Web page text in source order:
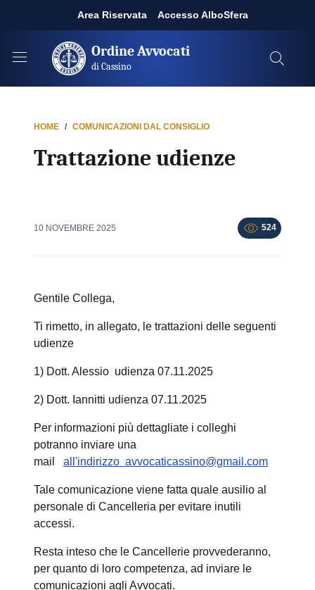
Area Riservata Accesso AlboSfera
Ordine Avvocati
di Cassino
HOME COMUNICAZIONI DAL CONSIGLIO
Trattazione udienze
10 NOVEMBRE 2025 524
Gentile Collega,
Ti rimetto, in allegato, le trattazioni delle seguenti
udienze
1) Dott. Alessio udienza 07.11.2025
2) Dott. Iannitti udienza 07.11.2025
Per informazioni più dettagliate i colleghi
potranno inviare una
mail all'indirizzo avvocaticassino@gmail.com
Tale comunicazione viene fatta quale ausilio al
personale di Cancelleria per evitare inutili
accessi.
Resta inteso che le Cancellerie provvederanno,
per quanto di loro competenza, ad inviare le
comunicazioni agli Avvocati.